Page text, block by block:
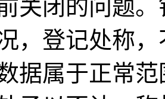
关闭的问题
，登记处称
据属于正常